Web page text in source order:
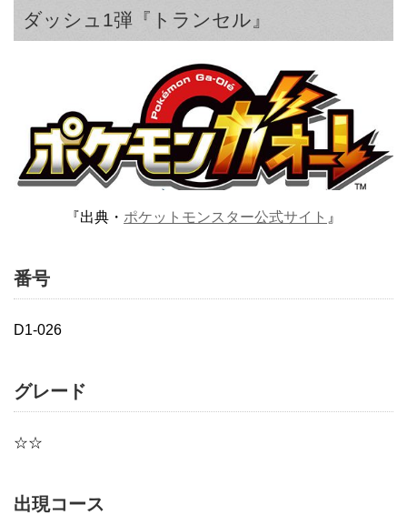
ダッシュ1弾『トランセル』
『出典・ ポケットモンスター公式サイト 』
番号
D1-026
グレード
☆☆
出現コース